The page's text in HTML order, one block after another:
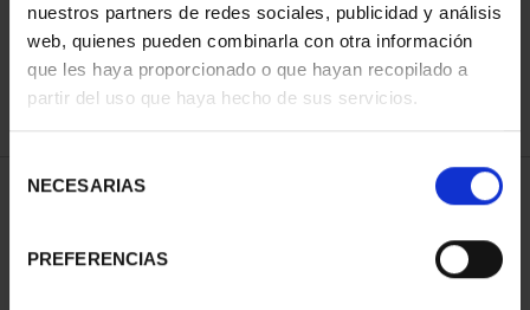
nuestros partners de redes sociales, publicidad y análisis
web, quienes pueden combinarla con otra información
que les haya proporcionado o que hayan recopilado a
partir del uso que haya hecho de sus servicios.
NECESARIAS
PREFERENCIAS
REFINAR
1 Productos encontrados